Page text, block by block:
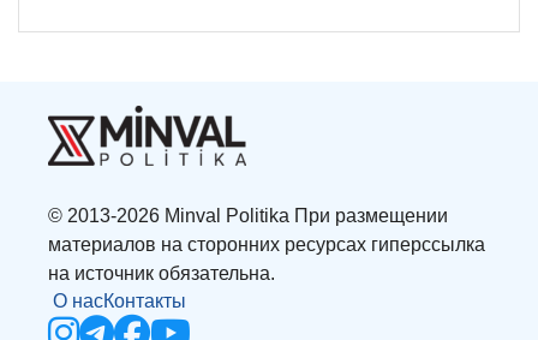
© 2013-2026 Minval Politika При размещении
материалов на сторонних ресурсах гиперссылка
на источник обязательна.
О насКонтакты